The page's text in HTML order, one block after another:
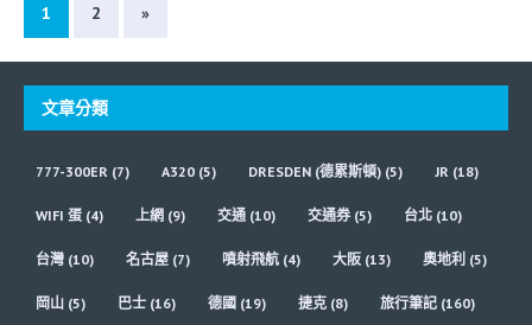
1 2 »
文章分類
777-300ER (7) A320 (5) DRESDEN (德累斯頓) (5) JR (18)
WIFI 蛋 (4) 上網 (9) 交通 (10) 交通券(5) 台北 (10)
台灣 (10) 名古屋 (7) 噴射飛航 (4) 大阪 (13) 奧地利 (5)
岡山 (5) 巴士 (16) 德國 (19) 捷克 (8) 旅行筆記 (160)